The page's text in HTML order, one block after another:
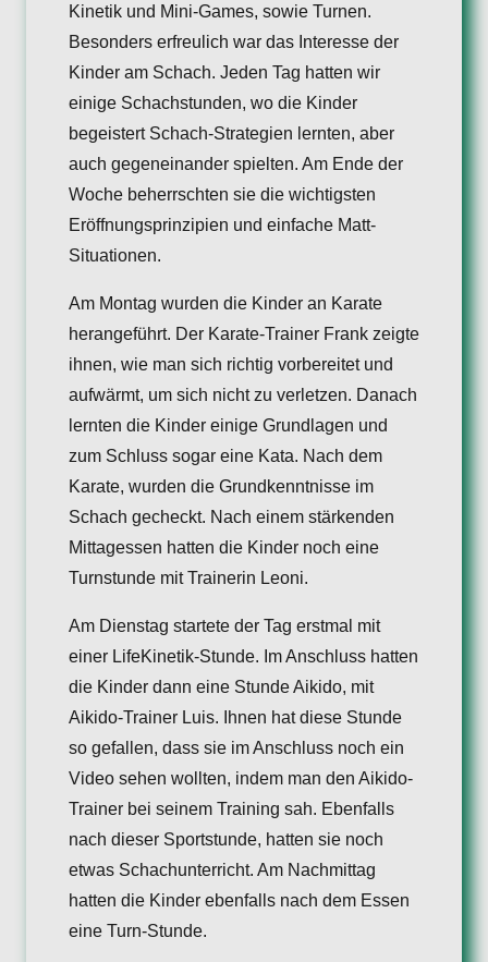
Kinetik und Mini-Games, sowie Turnen.
Besonders erfreulich war das Interesse der
Kinder am Schach. Jeden Tag hatten wir
einige Schachstunden, wo die Kinder
begeistert Schach-Strategien lernten, aber
auch gegeneinander spielten. Am Ende der
Woche beherrschten sie die wichtigsten
Eröffnungsprinzipien und einfache Matt-
Situationen.
Am Montag wurden die Kinder an Karate
herangeführt. Der Karate-Trainer Frank zeigte
ihnen, wie man sich richtig vorbereitet und
aufwärmt, um sich nicht zu verletzen. Danach
lernten die Kinder einige Grundlagen und
zum Schluss sogar eine Kata. Nach dem
Karate, wurden die Grundkenntnisse im
Schach gecheckt. Nach einem stärkenden
Mittagessen hatten die Kinder noch eine
Turnstunde mit Trainerin Leoni.
Am Dienstag startete der Tag erstmal mit
einer LifeKinetik-Stunde. Im Anschluss hatten
die Kinder dann eine Stunde Aikido, mit
Aikido-Trainer Luis. Ihnen hat diese Stunde
so gefallen, dass sie im Anschluss noch ein
Video sehen wollten, indem man den Aikido-
Trainer bei seinem Training sah. Ebenfalls
nach dieser Sportstunde, hatten sie noch
etwas Schachunterricht. Am Nachmittag
hatten die Kinder ebenfalls nach dem Essen
eine Turn-Stunde.